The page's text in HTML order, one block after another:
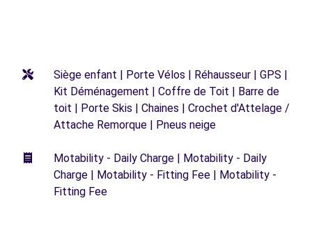
Siège enfant | Porte Vélos | Réhausseur | GPS |
Kit Déménagement | Coffre de Toit | Barre de
toit | Porte Skis | Chaines | Crochet d'Attelage /
Attache Remorque | Pneus neige
Motability - Daily Charge | Motability - Daily
Charge | Motability - Fitting Fee | Motability -
Fitting Fee